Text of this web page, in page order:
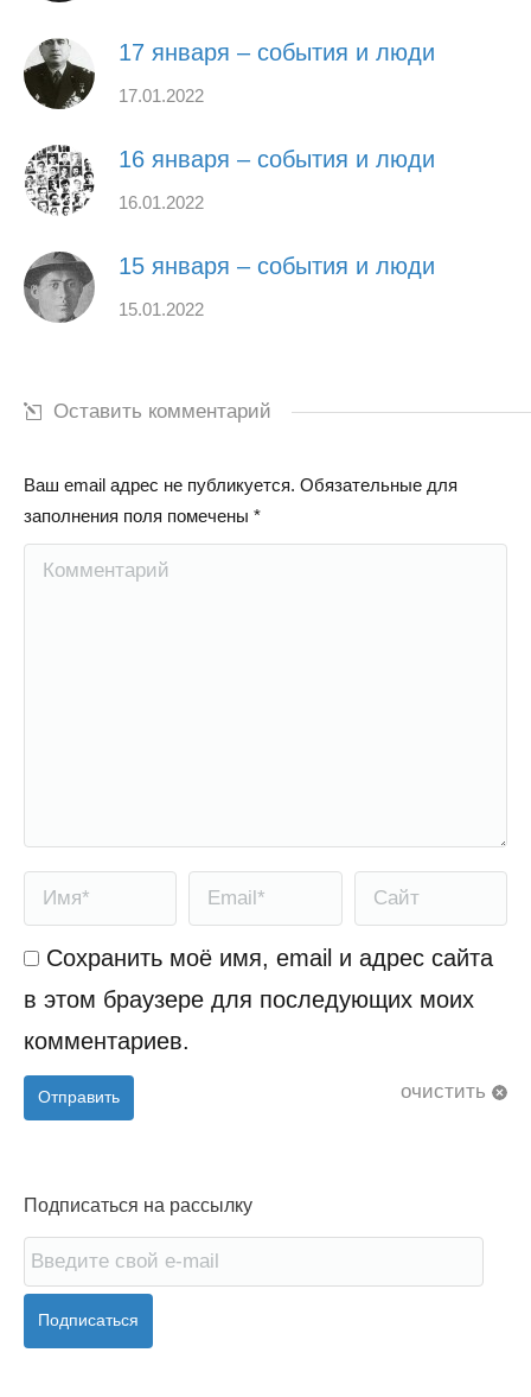
17 января – события и люди
17.01.2022
16 января – события и люди
16.01.2022
15 января – события и люди
15.01.2022
Оставить комментарий
Ваш email адрес не публикуется. Обязательные для
заполнения поля помечены *
Комментарий
Имя * Email * Сайт
Сохранить моё имя, email и адрес сайта
в этом браузере для последующих моих
комментариев.
очистить
Отправить
Подписаться на рассылку
Подписаться